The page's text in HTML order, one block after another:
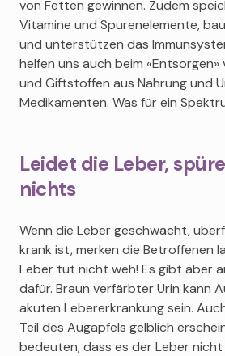
von Fetten gewinnen. Zudem
Vitamine und Spurenelemente,
und unterstützen das
helfen uns auch beim
und Giftstoffen aus Nahrung und
Medikamenten. Was für ein
Leidet die Leber,
nichts
Wenn die Leber geschwächt,
krank ist, merken die Betroffenen
Leber tut nicht weh! Es gibt aber
dafür. Braun verfärbter Urin kann
akuten Lebererkrankung sein.
Teil des Augapfels gelblich
bedeuten, dass es der Leber